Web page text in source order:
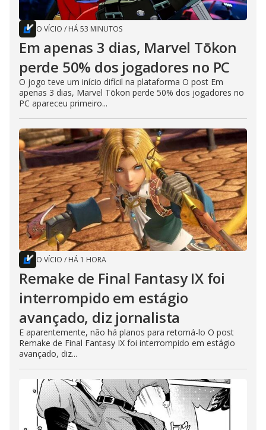
O VÍCIO / HÁ 53 MINUTOS
Em apenas 3 dias, Marvel Tōkon
perde 50% dos jogadores no PC
O jogo teve um início difícil na plataforma O post Em
apenas 3 dias, Marvel Tōkon perde 50% dos jogadores no
PC apareceu primeiro...
O VÍCIO / HÁ 1 HORA
Remake de Final Fantasy IX foi
interrompido em estágio
avançado, diz jornalista
E aparentemente, não há planos para retomá-lo O post
Remake de Final Fantasy IX foi interrompido em estágio
avançado, diz...